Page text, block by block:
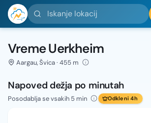
Iskanje lokacij
Vreme Uerkheim
Aargau, Švica · 455 m
Napoved dežja po minutah
Posodablja se vsakih 5 min Odkleni 4h